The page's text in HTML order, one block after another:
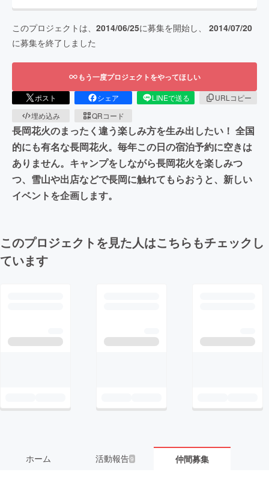
このプロジェクトは、 2014/06/25に募集を開始し、 2014/07/20
に募集を終了しました
もう一度プロジェクトをやってほしい
ポスト シェア LINEで送る
URLコピー
埋め込み
QRコード
長岡花火のまったく違う楽しみ方を生み出したい！ 全国
的にも有名な長岡花火。毎年この日の宿泊予約に空きは
ありません。キャンプをしながら長岡花火を楽しみつ
つ、雪山や出店などで長岡に触れてもらおうと、新しい
イベントを企画します。
このプロジェクトを見た人はこちらもチェックし
ています
ホーム 活動報告9 仲間募集